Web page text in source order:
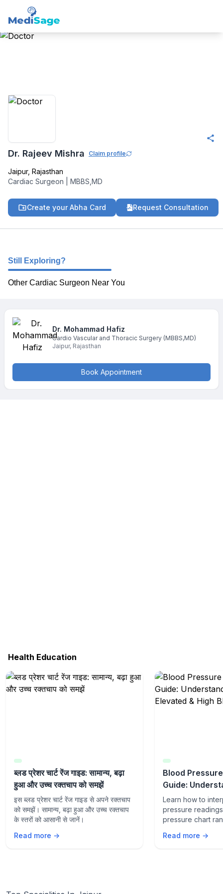
Dr. Rajeev Mishra Claim profile
Jaipur, Rajasthan
Cardiac Surgeon
MBBS,MD
Create your Abha Card Request Consultation
Still Exploring?
Other Cardiac Surgeon Near You
Dr. Mohammad Hafiz
Cardio Vascular and Thoracic Surgery (MBBS,MD)
Jaipur, Rajasthan
Book Appointment
Health Education
ब्लड प्रेशर चार्ट रेंज गाइड: सामान्य, बढ़ा
हुआ और उच्च रक्तचाप को समझें
इस ब्लड प्रेशर चार्ट रेंज गाइड से अपने रक्तचाप
को समझें। सामान्य, बढ़ा हुआ और उच्च रक्तचाप
के स्तरों को आसानी से जानें।
Read more →
Blood
Guide:
Elevated &
Pressure
Learn how to
pressure
pressure chart
high blood
Read more →